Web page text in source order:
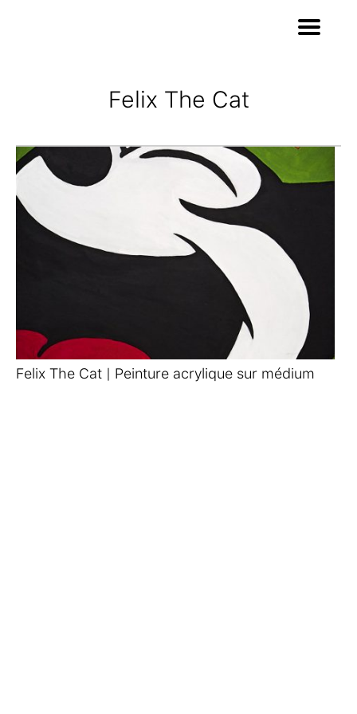
Felix The Cat
Felix The Cat | Peinture acrylique sur médium